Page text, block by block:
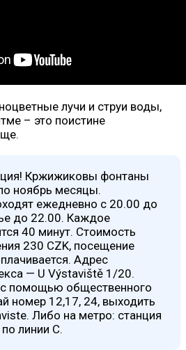
лучи и струи воды,
– это поистине
Кржижиковы фонтаны
ноябрь месяцы.
ежедневно с 20.00 до
до 22.00. Каждое
40 минут. Стоимость
230 CZK, посещение
Адрес
— U Výstaviště 1/20.
помощью общественного
номер 12,17, 24, выходить
Либо на метро: станция
линии С.